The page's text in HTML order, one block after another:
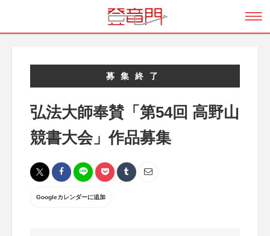
募集終了
弘法大師奉賛「第54回 高野山
競書大会」作品募集
Googleカレンダーに追加